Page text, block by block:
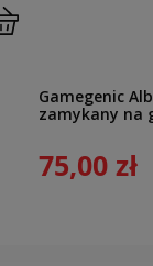
Gamegenic
zamykany na
75,00 zł